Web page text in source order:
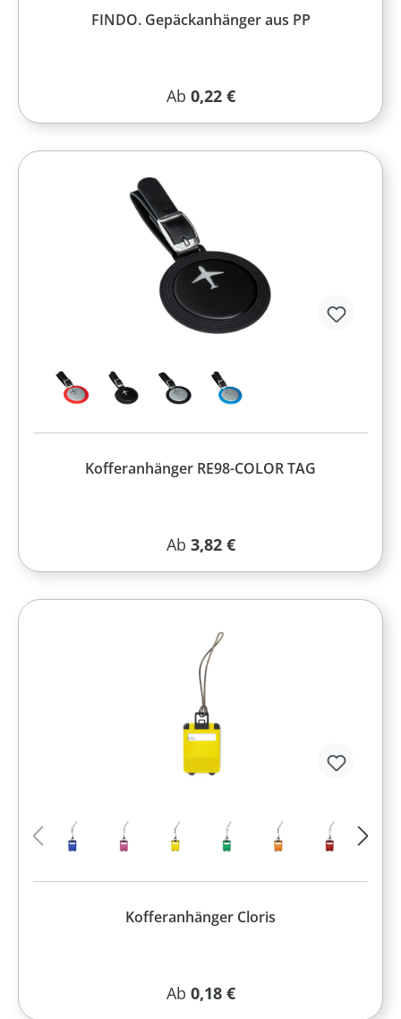
FINDO. Gepäckanhänger aus PP
Regulärer Preis:
Ab 0,22 €
Kofferanhänger RE98-COLOR TAG
Regulärer Preis:
Ab 3,82 €
Kofferanhänger Cloris
Regulärer Preis:
Ab 0,18 €